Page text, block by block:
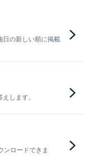
日の新しい順に掲載
します。
ンロードできま